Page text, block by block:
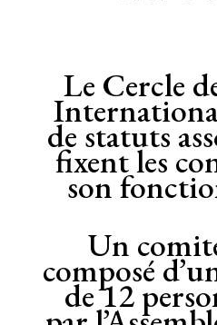
Le Cercle
de statuts
fixent les
son
Un
composé
de 12